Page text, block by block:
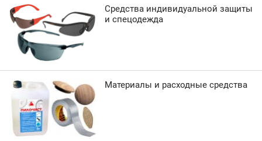
Средства индивидуальной защиты
и спецодежда
Материалы и расходные средства